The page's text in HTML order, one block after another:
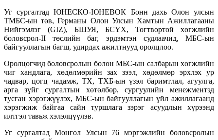
Уг сургалтад ЮНЕСКО-ЮНЕВОК Бонн дахь Олон улсын
ТМБС-ын төв, Германы Олон Улсын Хамтын Ажиллагааны
Нийгэмлэг (GIZ), БШУЯ, БСҮХ, Тогтвортой хөгжлийн
боловсрол-II төслийн баг, эрдэмтэн судлаачид, МБС-ын
байгууллагын багш, удирдах ажилтнууд оролцлоо.
Оролцогчид боловсролын болон МБС-ын салбарын хөгжлийн
чиг хандлага, хөдөлмөрийн зах зээл, хөдөлмөр эрхлэх ур
чадвар, цогц чадамж, ТХ, ТХБ-ын үзэл баримтлал, агуулга,
арга зүйг сургалтын хөтөлбөр, сургуулийн менежментэд
тусган хэрэгжүүлэх, МБС-ын байгууллагын үйл ажиллагаанд
хэрэгжиж байгаа сайн туршлага зэрэг асуудлын хүрээнд
илтгэл тавьж хэлэлцүүлэв.
Уг сургалтад Монгол Улсын 76 мэргэжлийн боловсролын